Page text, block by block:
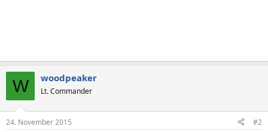
W woodpeaker
Lt. Commander
24. November 2015 #2